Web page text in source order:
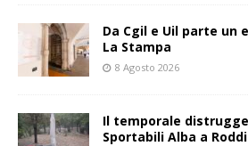
Da Cgil e Uil parte un
La Stampa
8 Agosto 2026
Il temporale
Sportabili Alba a Roddi